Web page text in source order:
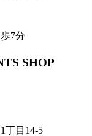
7分
SHOP
丁目14-5